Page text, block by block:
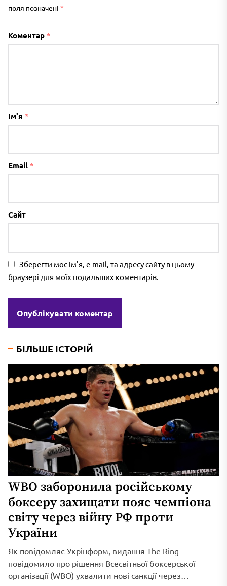
поля позначені *
Коментар *
Ім'я *
Email *
Сайт
Зберегти моє ім'я, e-mail, та адресу сайту в цьому
браузері для моїх подальших коментарів.
БІЛЬШЕ ІСТОРІЙ
WBO заборонила російському
боксеру захищати пояс чемпіона
світу через війну РФ проти
України
Як повідомляє Укрінформ, видання The Ring
повідомило про рішення Всесвітньої боксерської
організації (WBO) ухвалити нові санкції через